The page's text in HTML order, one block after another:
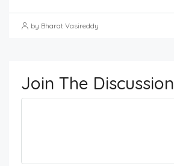
by Bharat Vasireddy
Join The Discussion